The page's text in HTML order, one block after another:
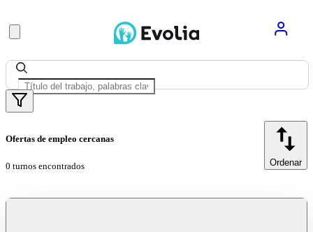
Ofertas de empleo cercanas
0 turnos encontrados Ordenar